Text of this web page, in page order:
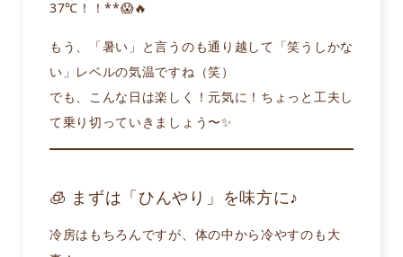
37℃！！**😱🔥
もう、「暑い」と言うのも通り越して「笑うしかな
い」レベルの気温ですね（笑）
でも、こんな日は楽しく！元気に！ちょっと工夫し
て乗り切っていきましょう〜✨
🧊 まずは「ひんやり」を味方に♪
冷房はもちろんですが、体の中から冷やすのも大